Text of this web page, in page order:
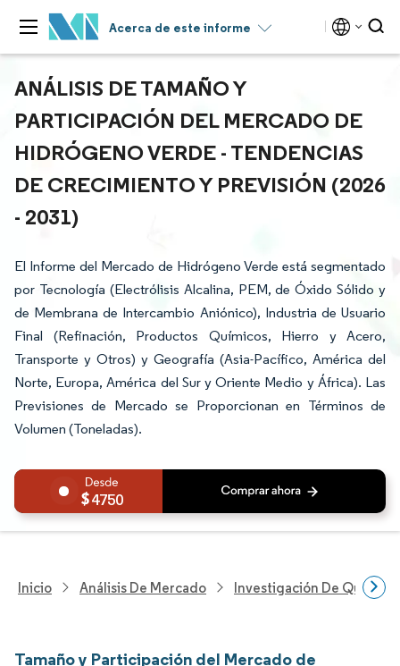
Acerca de este informe
ANÁLISIS DE TAMAÑO Y
PARTICIPACIÓN DEL MERCADO DE
HIDRÓGENO VERDE - TENDENCIAS
DE CRECIMIENTO Y PREVISIÓN (2026
- 2031)
El Informe del Mercado de Hidrógeno Verde está segmentado
por Tecnología (Electrólisis Alcalina, PEM, de Óxido Sólido y
de Membrana de Intercambio Aniónico), Industria de Usuario
Final (Refinación, Productos Químicos, Hierro y Acero,
Transporte y Otros) y Geografía (Asia-Pacífico, América del
Norte, Europa, América del Sur y Oriente Medio y África). Las
Previsiones de Mercado se Proporcionan en Términos de
Volumen (Toneladas).
4750
Inicio Análisis De Mercado Investigación De
Tamaño y Participación del Mercado de